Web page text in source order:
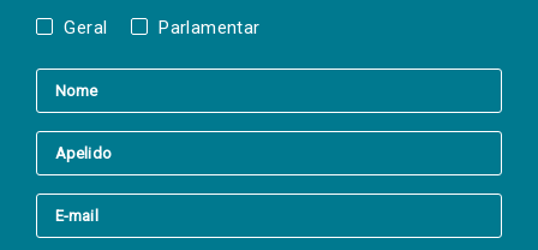
Geral Parlamentar